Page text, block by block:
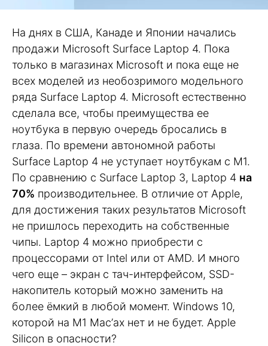
На днях в США, Канаде и Японии начались
продажи Microsoft Surface Laptop 4. Пока
только в магазинах Microsoft и пока еще не
всех моделей из необозримого модельного
ряда Surface Laptop 4. Microsoft естественно
сделала все, чтобы преимущества ее
ноутбука в первую очередь бросались в
глаза. По времени автономной работы
Surface Laptop 4 не уступает ноутбукам с M1.
По сравнению с Surface Laptop 3, Laptop 4 на
70% производительнее. В отличие от Apple,
для достижения таких результатов Microsoft
не пришлось переходить на собственные
чипы. Laptop 4 можно приобрести с
процессорами от Intel или от AMD. И много
чего еще – экран с тач-интерфейсом, SSD-
накопитель который можно заменить на
более ёмкий в любой момент. Windows 10,
которой на M1 Mac’ах нет и не будет. Apple
Silicon в опасности?